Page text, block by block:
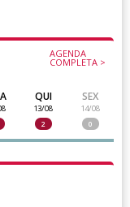
AGENDA
COMPLETA >
QUI
13/08
2
SEX
14/08
0